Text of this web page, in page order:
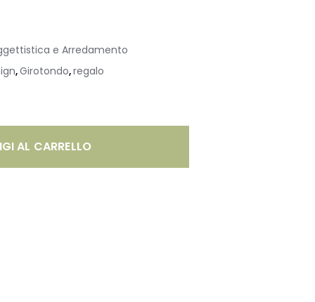
e Arredamento
,Girotondo,regalo
AL CARRELLO